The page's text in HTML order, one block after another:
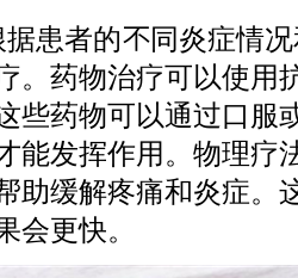
据患者的不同炎症情
。药物治疗可以使用
些药物可以通过口服
能发挥作用。物理疗
助缓解疼痛和炎症。
会更快。